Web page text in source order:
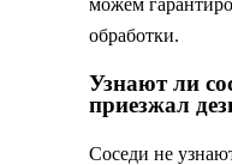
обработки.
Узнают ли
приезжал
Соседи не